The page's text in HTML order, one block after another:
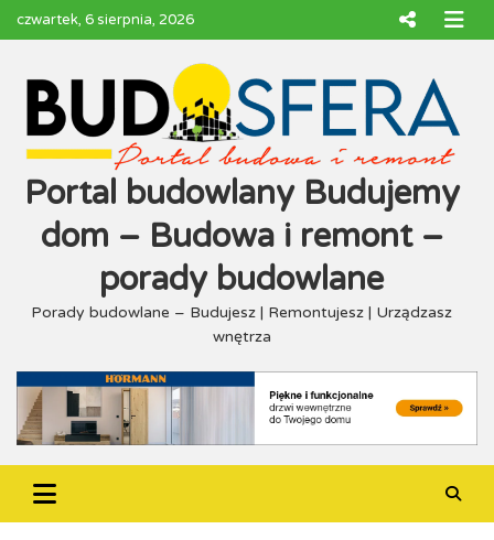
czwartek, 6 sierpnia, 2026
Portal budowlany Budujemy
dom – Budowa i remont –
porady budowlane
Porady budowlane – Budujesz | Remontujesz | Urządzasz
wnętrza